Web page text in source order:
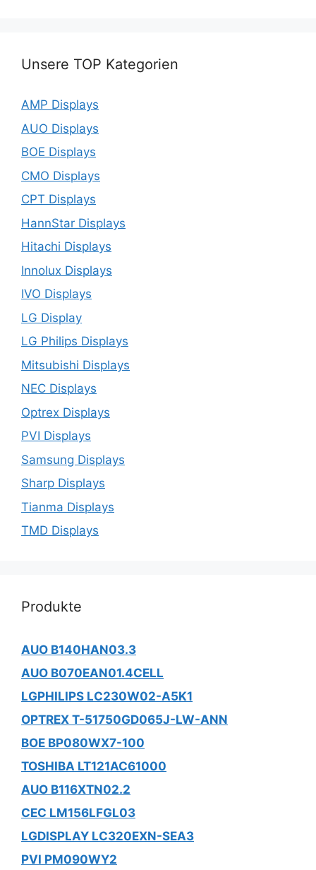
Unsere TOP Kategorien
AMP Displays
AUO Displays
BOE Displays
CMO Displays
CPT Displays
HannStar Displays
Hitachi Displays
Innolux Displays
IVO Displays
LG Display
LG Philips Displays
Mitsubishi Displays
NEC Displays
Optrex Displays
PVI Displays
Samsung Displays
Sharp Displays
Tianma Displays
TMD Displays
Produkte
AUO B140HAN03.3
AUO B070EAN01.4CELL
LGPHILIPS LC230W02-A5K1
OPTREX T-51750GD065J-LW-ANN
BOE BP080WX7-100
TOSHIBA LT121AC61000
AUO B116XTN02.2
CEC LM156LFGL03
LGDISPLAY LC320EXN-SEA3
PVI PM090WY2